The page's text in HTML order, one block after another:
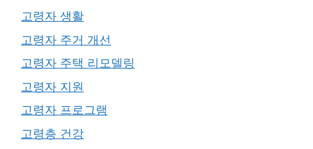
고령자 생활
고령자 주거 개선
고령자 주택 리모델링
고령자 지원
고령자 프로그램
고령층 건강